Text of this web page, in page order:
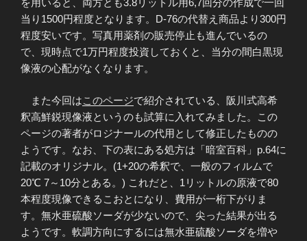
を用いると、両方とも3.8リットル用6,7回分の作成で一回
当り1500円程度となります。D-76の代替え商品より300円
程度安いです。写真用薬剤の販売停止も進んでいるの
で、現時点で1万円程度投資しておくと、当分の間白黒現
像液の心配がなくなります。
また今回はこのページで紹介されている、阪川式高希
釈高鮮鋭現像液というのも試算に入れてみました。この
ページの著者がロジナールの代用として修正したものの
ようです。なお、下の表にある処方は「暗室百科」p.64に
記載のオリジナル。(1+20の希釈で、一般のフィルムで
20℃ 7～10分とある。) これだと、1リットルの原液で80
本程度現像できるこおとになり、費用が一桁下がりま
す。無水亜硫酸ソーダが少ないので、尖った結果が出る
ようです。軟調方向にするには無水亜硫酸ソーダを増や